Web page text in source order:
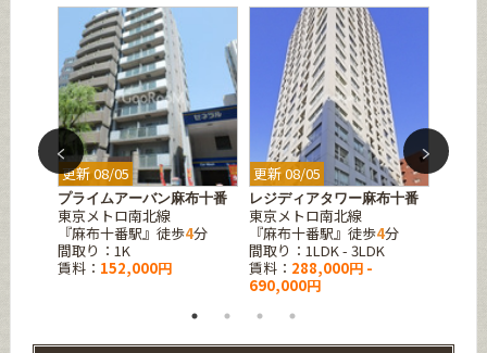
更新 08/05
プライムアーバン麻布十番
東京メトロ南北線
『麻布十番駅』徒歩4分
間取り：1K
賃料： 152,000円
更新 08/05
レジディアタワー麻布十番
東京メトロ南北線
『麻布十番駅』徒歩4分
間取り：1LDK - 3LDK
賃料： 288,000円 -
690,000円